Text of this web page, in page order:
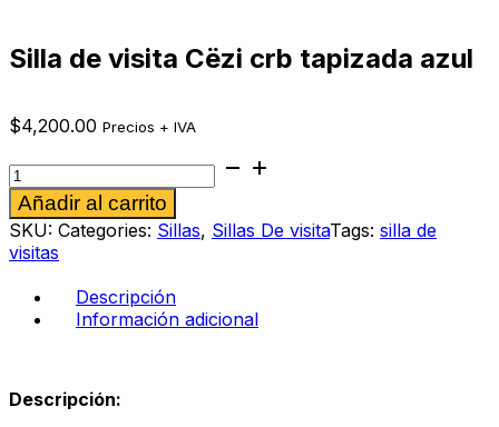
Silla de visita Cëzi crb tapizada azul
$4,200.00 Precios + IVA
Silla
de
visita
Cëzi
crb
tapizada
cantidad
Añadir al carrito
SKU: Categories: Sillas, Sillas De visitaTags: silla de
visitas
Descripción
Información adicional
Descripción: